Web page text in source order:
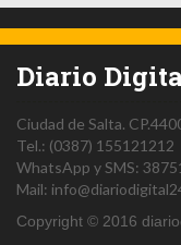
Diario
Ciudad de Salta.
Tel.: (0387) 155121212
WhatsApp y SMS:
Mail:
Copyright © 2016